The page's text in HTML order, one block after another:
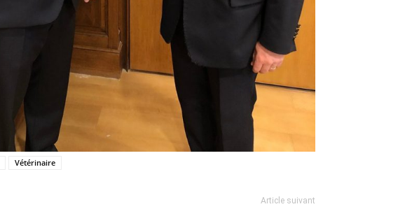
Vétérinaire
Article suivant